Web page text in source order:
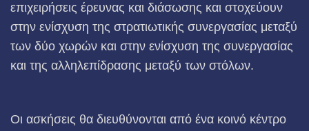
επιχειρήσεις έρευνας και διάσωσης και στοχεύουν
στην ενίσχυση της στρατιωτικής συνεργασίας μεταξύ
των δύο χωρών και στην ενίσχυση της συνεργασίας
και της αλληλεπίδρασης μεταξύ των στόλων.
Οι ασκήσεις θα διευθύνονται από ένα κοινό κέντρο